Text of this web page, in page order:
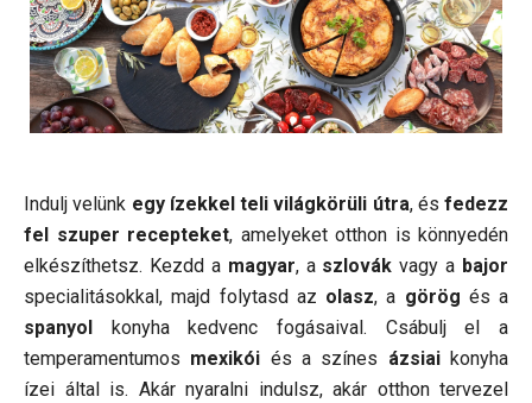
Indulj velünk egy ízekkel teli világkörüli útra, és fedezz
fel szuper recepteket, amelyeket otthon is könnyedén
elkészíthetsz. Kezdd a magyar, a szlovák vagy a bajor
specialitásokkal, majd folytasd az olasz, a görög és a
spanyol
konyha kedvenc fogásaival. Csábulj el a
temperamentumos mexikói és a színes ázsiaikonyha
ízei által is. Akár nyaralni indulsz, akár otthon tervezel